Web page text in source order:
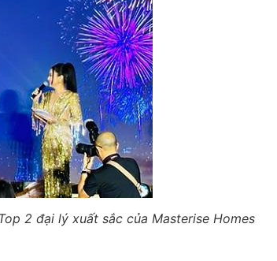
2 đại lý xuất sắc của Masterise Homes